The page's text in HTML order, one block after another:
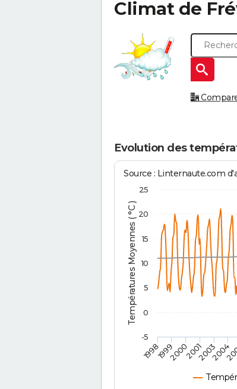
Climat de
Evolution des
Températures Moyennes ( °C )
Source : Linternaute.com
199819992000200120032004
-5
0
5
10
15
20
25